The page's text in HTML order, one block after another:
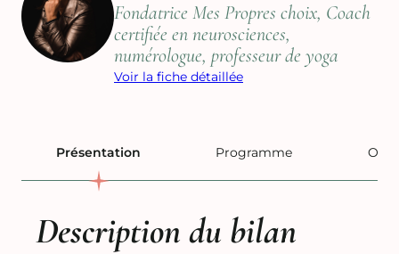
Fondatrice Mes Propres choix, Coach
certifiée en neurosciences,
numérologue, professeur de yoga
Voir la fiche détaillée
Présentation Programme
Description du bilan